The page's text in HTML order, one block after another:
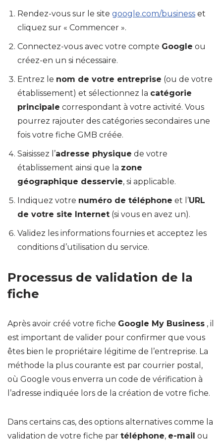
Rendez-vous sur le site google.com/business et
cliquez sur « Commencer ».
Connectez-vous avec votre compte Google ou
créez-en un si nécessaire.
Entrez le nom de votre entreprise (ou de votre
établissement) et sélectionnez la catégorie
principale correspondant à votre activité. Vous
pourrez rajouter des catégories secondaires une
fois votre fiche GMB créée.
Saisissez l’adresse physique de votre
établissement ainsi que la zone
géographique desservie, si applicable.
Indiquez votre numéro de téléphone et l’URL
de votre site Internet (si vous en avez un).
Validez les informations fournies et acceptez les
conditions d’utilisation du service.
Processus de validation de la
fiche
Après avoir créé votre fiche Google My Business , il
est important de valider pour confirmer que vous
êtes bien le propriétaire légitime de l’entreprise. La
méthode la plus courante est par courrier postal,
où Google vous enverra un code de vérification à
l’adresse indiquée lors de la création de votre fiche.
Dans certains cas, des options alternatives comme la
validation de votre fiche par téléphone, e-mail ou